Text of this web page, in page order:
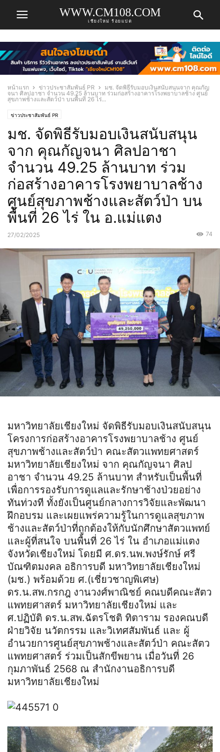
WWW.CM108.COM
เชียงใหม่ ร้อยแปด
หน้าแรก ข่าวประชาสัมพันธ์ PR
มช. จัดพิธีรับมอบเงินสนับสนุนจาก คุณกัญ
จนา ศิลปอาชา จำนวน 49.25 ล้านบาท ร่วมก่อสร้างอาคารโรงพยาบาลช้าง ศูนย์
สุขภาพช้างและสัตว์ป่า บนพื้นที่ 26 ไร่...
ข่าวประชาสัมพันธ์ PR
มช. จัดพิธีรับมอบเงินสนับสนุน
จาก คุณกัญจนา ศิลปอาชา
จำนวน 49.25 ล้านบาท ร่วม
ก่อสร้างอาคารโรงพยาบาลช้าง
ศูนย์สุขภาพช้างและสัตว์ป่า บน
พื้นที่ 26 ไร่ ใน อ.แม่แตง
27/02/2025 74
มหาวิทยาลัยเชียงใหม่ จัดพิธีรับมอบเงินสนับสนุน
โครงการก่อสร้างอาคารโรงพยาบาลช้าง ศูนย์
สุขภาพช้างและสัตว์ป่า คณะสัตวแพทยศาสตร์
มหาวิทยาลัยเชียงใหม่ จาก คุณกัญจนา ศิลป
อาชา จำนวน 49.25 ล้านบาท สำหรับเป็นพื้นที่
เพื่อการรองรับการดูแลและรักษาช้างป่วยอย่าง
ทันท่วงที ทั้งยังเป็นศูนย์กลางการวิจัยและพัฒนา
ฝึกอบรม และเผยแพร่ความรู้ในการดูแลสุขภาพ
ช้างและสัตว์ป่าที่ถูกต้องให้กับนักศึกษาสัตวแพทย์
และผู้ที่สนใจ บนพื้นที่ 26 ไร่ ใน อำเภอแม่แตง
จังหวัดเชียงใหม่ โดยมี ศ.ดร.นพ.พงษ์รักษ์ ศรี
บัณฑิตมงคล อธิการบดี มหาวิทยาลัยเชียงใหม่
(มช.) พร้อมด้วย ศ.(เชี่ยวชาญพิเศษ)
ดร.น.สพ.กรกฎ งานวงศ์พาณิชย์ คณบดีคณะสัตว
แพทยศาสตร์ มหาวิทยาลัยเชียงใหม่ และ
ศ.ปฏิบัติ ดร.น.สพ.ฉัตรโชติ ทิตาราม รองคณบดี
ฝ่ายวิจัย นวัตกรรม และวิเทศสัมพันธ์ และ ผู้
อำนวยการศูนย์สุขภาพช้างและสัตว์ป่า คณะสัตว
แพทยศาสตร์ ร่วมเป็นสักขีพยาน เมื่อวันที่ 26
กุมภาพันธ์ 2568 ณ สำนักงานอธิการบดี
มหาวิทยาลัยเชียงใหม่